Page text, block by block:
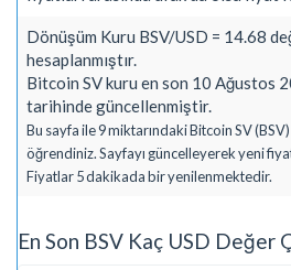
Dönüşüm Kuru BSV/USD = 14.68
hesaplanmıştır.
Bitcoin SV kuru en son 10 Ağustos
tarihinde güncellenmiştir.
Bu sayfa ile 9 miktarındaki Bitcoin SV
öğrendiniz. Sayfayı güncelleyerek yeni
Fiyatlar 5 dakikada bir yenilenmektedir.
En Son BSV Kaç USD Değer